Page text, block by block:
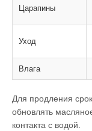
Царапины
Уход
Влага
Для продления
обновлять
контакта с водой.